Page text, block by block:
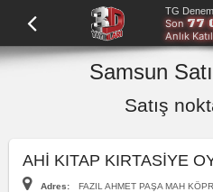
TG
Son77
Anlık
Samsun
Satış
AHİ KITAP KIRTASİYE
Adres:
FAZIL AHMET PAŞA MAH